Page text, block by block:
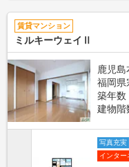
賃貸マンション
ミルキーウェイⅡ
鹿児
福岡県
築年数
建物階
写真充実
インター